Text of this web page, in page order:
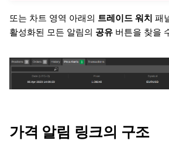
또는 차트 영역 아래의 트레이드 워치 패
활성화된 모든 알림의 공유 버튼을 찾을
가격 알림 링크의 구조